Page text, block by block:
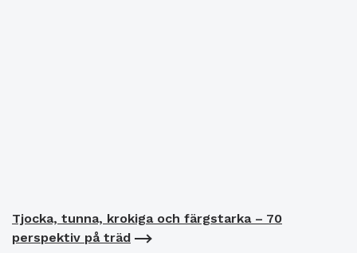
Tjocka, tunna, krokiga och färgstarka – 70
perspektiv på träd